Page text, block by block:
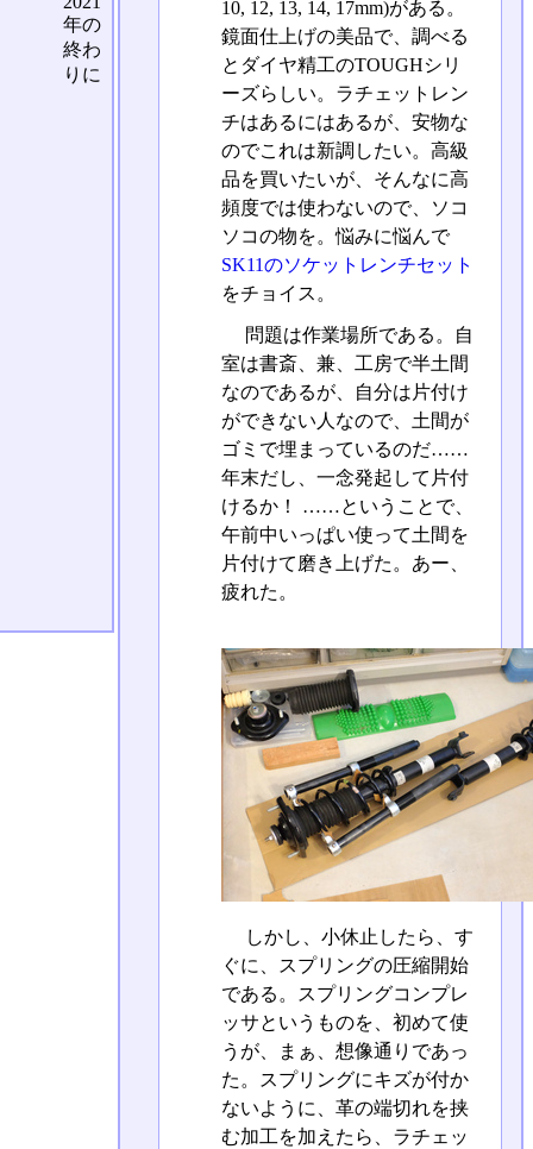
10, 12, 13, 14, 17mm)がある。
鏡面仕上げの美品で、調べる
とダイヤ精工のTOUGHシリ
ーズらしい。ラチェットレン
チはあるにはあるが、安物な
のでこれは新調したい。高級
品を買いたいが、そんなに高
頻度では使わないので、ソコ
ソコの物を。悩みに悩んで
SK11のソケットレンチセット
をチョイス。
問題は作業場所である。自
室は書斎、兼、工房で半土間
なのであるが、自分は片付け
ができない人なので、土間が
ゴミで埋まっているのだ……
年末だし、一念発起して片付
けるか！ ……ということで、
午前中いっぱい使って土間を
片付けて磨き上げた。あー、
疲れた。
しかし、小休止したら、す
ぐに、スプリングの圧縮開始
である。スプリングコンプレ
ッサというものを、初めて使
うが、まぁ、想像通りであっ
た。スプリングにキズが付か
ないように、革の端切れを挟
む加工を加えたら、ラチェッ
年の
終わ
りに